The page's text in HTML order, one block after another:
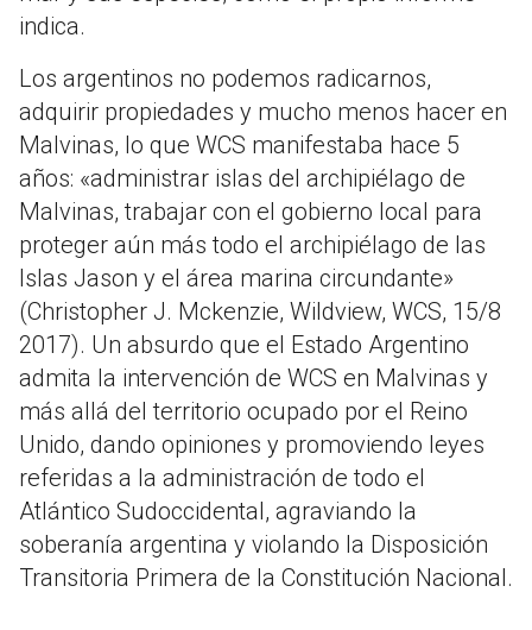
indica.
Los argentinos no podemos radicarnos,
adquirir propiedades y mucho menos hacer en
Malvinas, lo que WCS manifestaba hace 5
años: «administrar islas del archipiélago de
Malvinas, trabajar con el gobierno local para
proteger aún más todo el archipiélago de las
Islas Jason y el área marina circundante»
(Christopher J. Mckenzie, Wildview, WCS, 15/8
2017). Un absurdo que el Estado Argentino
admita la intervención de WCS en Malvinas y
más allá del territorio ocupado por el Reino
Unido, dando opiniones y promoviendo leyes
referidas a la administración de todo el
Atlántico Sudoccidental, agraviando la
soberanía argentina y violando la Disposición
Transitoria Primera de la Constitución Nacional.